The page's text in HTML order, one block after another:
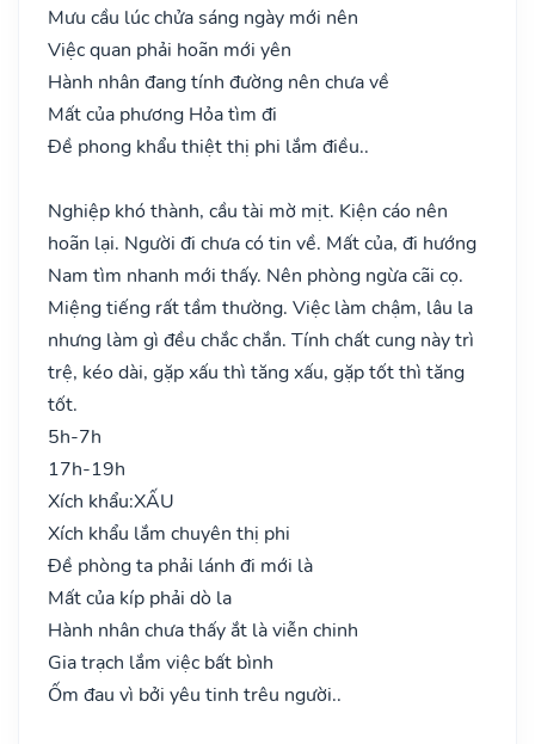
Mưu cầu lúc chửa sáng ngày mới nên
Việc quan phải hoãn mới yên
Hành nhân đang tính đường nên chưa về
Mất của phương Hỏa tìm đi
Đề phong khẩu thiệt thị phi lắm điều..
Nghiệp khó thành, cầu tài mờ mịt. Kiện cáo nên
hoãn lại. Người đi chưa có tin về. Mất của, đi hướng
Nam tìm nhanh mới thấy. Nên phòng ngừa cãi cọ.
Miệng tiếng rất tầm thường. Việc làm chậm, lâu la
nhưng làm gì đều chắc chắn. Tính chất cung này trì
trệ, kéo dài, gặp xấu thì tăng xấu, gặp tốt thì tăng
tốt.
5h-7h
17h-19h
Xích khẩu:XẤU
Xích khẩu lắm chuyên thị phi
Đề phòng ta phải lánh đi mới là
Mất của kíp phải dò la
Hành nhân chưa thấy ắt là viễn chinh
Gia trạch lắm việc bất bình
Ốm đau vì bởi yêu tinh trêu người..